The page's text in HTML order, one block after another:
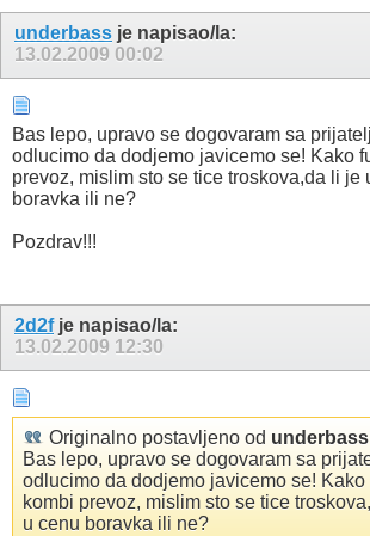
underbass je napisao/la:
13.02.2009 00:02
Bas lepo, upravo se dogovaram sa
odlucimo da dodjemo javicemo se! Kako
prevoz, mislim sto se tice troskova,da li je
boravka ili ne?
Pozdrav!!!
2d2fje napisao/la:
13.02.2009 12:30
Originalno postavljeno od underbass
Bas lepo, upravo se dogovaram sa
odlucimo da dodjemo javicemo se!
kombi prevoz, mislim sto se tice
u cenu boravka ili ne?